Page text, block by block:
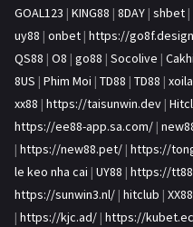
GOAL123 | KING88 | 8DAY | shbet |
uy88 | onbet | https://
QS88 | O8 | go88 | Socolive |
8US | Phim Moi | TD88 | TD88 |
xx88 | https://taisunwin.dev |
https://ee88-app.sa.com/ |
| https://new88.pet/ | https://
le keo nha cai | UY88 | https://
https://sunwin3.nl/ | hitclub | XX88
| https://kjc.ad/ | https://